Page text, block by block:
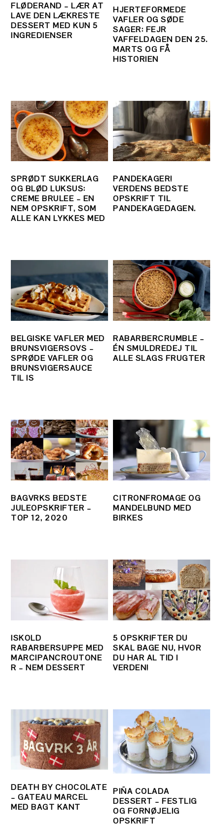
FLØDERAND – LÆR AT
LAVE DEN LÆKRESTE
DESSERT MED KUN 5
INGREDIENSER
HJERTEFORMEDE
VAFLER OG SØDE
SAGER: FEJR
VAFFELDAGEN DEN 25.
MARTS OG FÅ
HISTORIEN
SPRØDT SUKKERLAG
OG BLØD LUKSUS:
CREME BRULEE – EN
NEM OPSKRIFT, SOM
ALLE KAN LYKKES MED
PANDEKAGER!
VERDENS BEDSTE
OPSKRIFT TIL
PANDEKAGEDAGEN.
BELGISKE VAFLER MED
BRUNSVIGERSOVS –
SPRØDE VAFLER OG
BRUNSVIGERSAUCE
TIL IS
RABARBERCRUMBLE –
ÉN SMULDREDEJ TIL
ALLE SLAGS FRUGTER
BAGVRKS BEDSTE
JULEOPSKRIFTER –
TOP 12, 2020
CITRONFROMAGE OG
MANDELBUND MED
BIRKES
ISKOLD
RABARBERSUPPE MED
MARCIPANCROUTONE
R – NEM DESSERT
5 OPSKRIFTER DU
SKAL BAGE NU, HVOR
DU HAR AL TID I
VERDEN!
DEATH BY CHOCOLATE
– GATEAU MARCEL
MED BAGT KANT
PIÑA COLADA
DESSERT – FESTLIG
OG FORNØJELIG
OPSKRIFT